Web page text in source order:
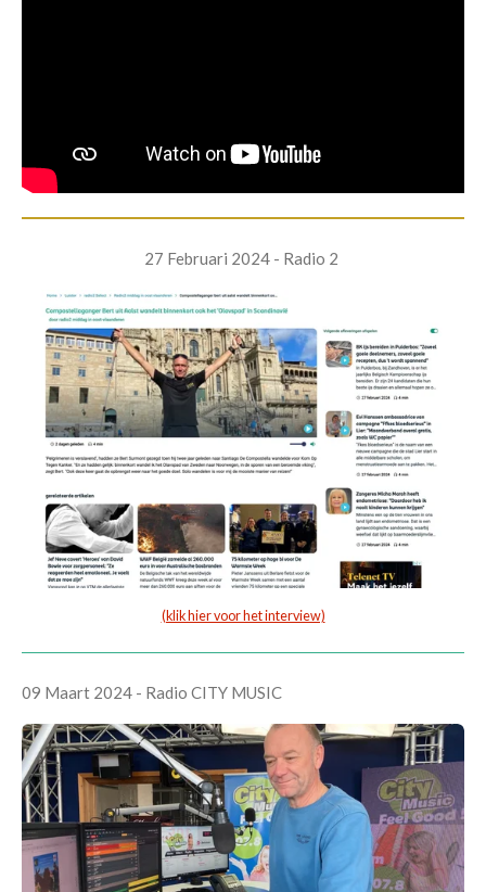
27 Februari 2024 - Radio 2
(klik hier voor het interview)
09 Maart 2024 - Radio CITY MUSIC